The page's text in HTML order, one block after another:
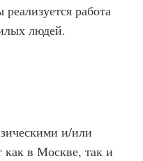
работа
людей.
и/или
как в Москве, так и